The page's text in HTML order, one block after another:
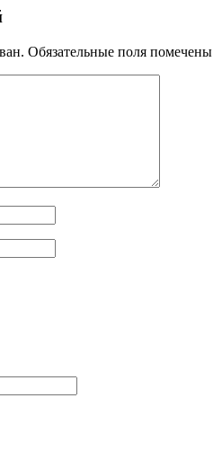
Обязательные поля помечены